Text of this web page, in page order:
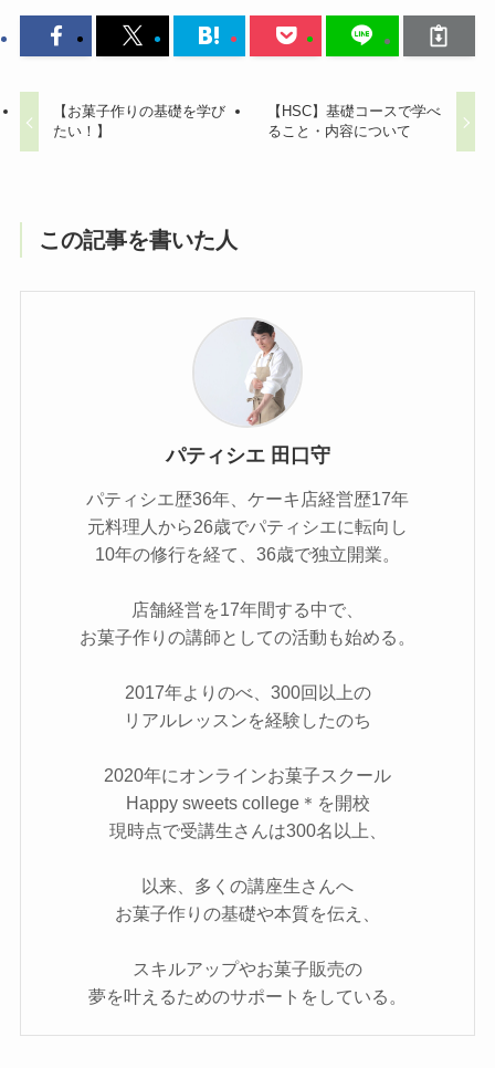
【お菓子作りの基礎を学び
たい！】
【HSC】基礎コースで学べ
ること・内容について
この記事を書いた人
パティシエ 田口守
パティシエ歴36年、ケーキ店経営歴17年
元料理人から26歳でパティシエに転向し
10年の修行を経て、36歳で独立開業。
店舗経営を17年間する中で、
お菓子作りの講師としての活動も始める。
2017年よりのべ、300回以上の
リアルレッスンを経験したのち
2020年にオンラインお菓子スクール
Happy sweets college＊を開校
現時点で受講生さんは300名以上、
以来、多くの講座生さんへ
お菓子作りの基礎や本質を伝え、
スキルアップやお菓子販売の
夢を叶えるためのサポートをしている。